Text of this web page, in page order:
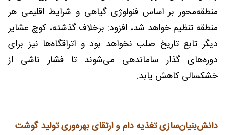
منطقه‌محور بر اساس فنولوژی گیاهی و شرایط اقلیمی هر
منطقه تنظیم خواهد شد، افزود: برخلاف گذشته، کوچ عشایر
دیگر تابع تاریخ صلب نخواهد بود و اتراقگاه‌ها نیز برای
دوره‌های گذار ساماندهی می‌شوند تا فشار ناشی از
خشکسالی کاهش یابد.
دانش‌بنیان‌سازی تغذیه دام و ارتقای بهره‌وری تولید گوشت